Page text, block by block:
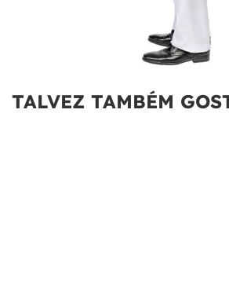
TALVEZ TAMBÉM